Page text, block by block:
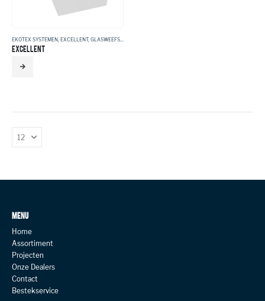
EKOTEX SYSTEMEN EXCELLENT, GLASWEEFSEL
EXCELLENT
MENU
Home
Assortiment
Projecten
Onze Dealers
Contact
Bestekservice